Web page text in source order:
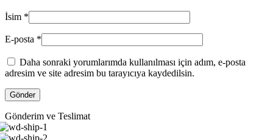
İsim *
E-posta *
Daha sonraki yorumlarımda kullanılması için adım, e-posta
adresim ve site adresim bu tarayıcıya kaydedilsin.
Gönderim ve Teslimat